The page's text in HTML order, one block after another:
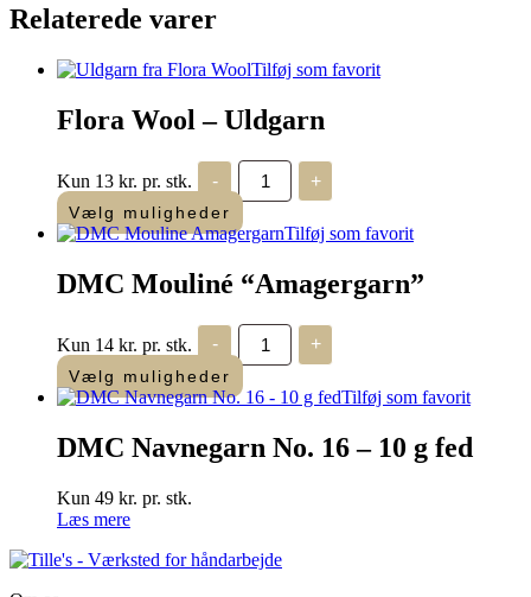
Relaterede varer
Tilføj som favorit
Flora Wool – Uldgarn
Kun 13 kr. pr. stk. -
Flora
Wool
-
Uldgarn
antal
+
Vælg muligheder
Tilføj som favorit
DMC Mouliné “Amagergarn”
Kun 14 kr. pr. stk. -
DMC
Mouliné
"Amagergarn"
antal
+
Vælg muligheder
Tilføj som favorit
DMC Navnegarn No. 16 – 10 g fed
Kun 49 kr. pr. stk.
Læs mere